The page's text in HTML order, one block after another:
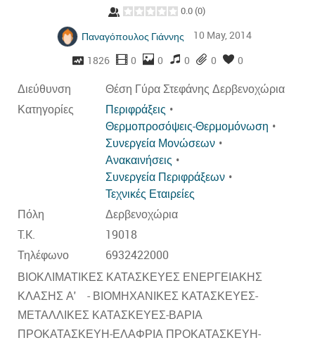
0.0 (0)
Παναγόπουλος Γιάννης
10 May, 2014
1826
0 0 0 0 0
Διεύθυνση
Θέση Γύρα Στεφάνης Δερβενοχώρια
Κατηγορίες
Περιφράξεις
Θερμοπροσόψεις-Θερμομόνωση
Συνεργεία Μονώσεων
Ανακαινήσεις
Συνεργεία Περιφράξεων
Τεχνικές Εταιρείες
Πόλη
Δερβενοχώρια
T.K.
19018
Τηλέφωνο
6932422000
ΒΙΟΚΛΙΜΑΤΙΚΕΣ ΚΑΤΑΣΚΕΥΕΣ ΕΝΕΡΓΕΙΑΚΗΣ
ΚΛΑΣΗΣ Α' - ΒΙΟΜΗΧΑΝΙΚΕΣ ΚΑΤΑΣΚΕΥΕΣ-
ΜΕΤΑΛΛΙΚΕΣ ΚΑΤΑΣΚΕΥΕΣ-ΒΑΡΙΑ
ΠΡΟΚΑΤΑΣΚΕΥΗ-ΕΛΑΦΡΙΑ ΠΡΟΚΑΤΑΣΚΕΥΗ-